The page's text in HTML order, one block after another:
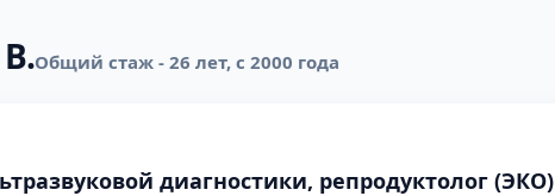
Общий стаж - 26 лет, с 2000 года
диагностики, репродуктолог (ЭКО)